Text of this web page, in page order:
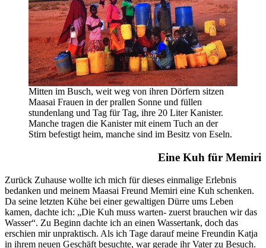
Mitten im Busch, weit weg von ihren Dörfern sitzen
Maasai Frauen in der prallen Sonne und füllen
stundenlang und Tag für Tag, ihre 20 Liter Kanister.
Manche tragen die Kanister mit einem Tuch an der
Stirn befestigt heim, manche sind im Besitz von Eseln.
Eine Kuh für Memiri
Zurück Zuhause wollte ich mich für dieses einmalige Erlebnis
bedanken und meinem Maasai Freund Memiri eine Kuh schenken.
Da seine letzten Kühe bei einer gewaltigen Dürre ums Leben
kamen, dachte ich: „Die Kuh muss warten- zuerst brauchen wir das
Wasser“. Zu Beginn dachte ich an einen Wassertank, doch das
erschien mir unpraktisch. Als ich Tage darauf meine Freundin Katja
in ihrem neuen Geschäft besuchte, war gerade ihr Vater zu Besuch.